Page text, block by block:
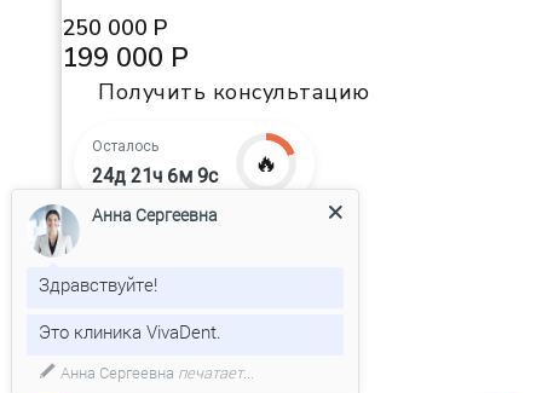
250 000 Р
199 000 Р
Получить консультацию
Осталось
24д 21ч 6м 8с 🔥
Лечение пульпита
Лечение периодонтита